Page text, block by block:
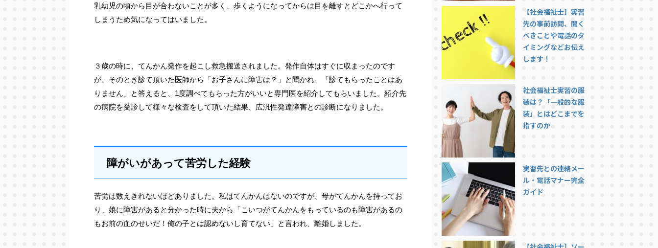
乳幼児の頃から目が合わないことが多く、歩くようになってからは目を離すとどこかへ行って
しまうため気になってはいました。
３歳の時に、てんかん発作を起こし救急搬送されました。発作自体はすぐに収まったのです
が、そのとき診て頂いた医師から「お子さんに障害は？」と聞かれ、「診てもらったことはあ
りません」と答えると、1度調べてもらった方がいいと専門医を紹介してもらいました。紹介先
の病院を受診して様々な検査をして頂いた結果、広汎性発達障害との診断になりました。
障がいがあって苦労した経験
苦労は数えきれないほどありました。私はてんかんはないのですが、母がてんかんを持ってお
り、娘に障害があると分かった時に夫から「こいつがてんかんをもっているのも障害があるの
もお前の血のせいだ！俺の子とは認めないし育てない」と言われ、離婚しました。
【社会福祉士】実習
先の事前訪問、聞く
べきことや電話のタ
イミングなどお伝え
します！
社会福祉士実習の服
装は？「一般的な服
装」とはどこまでを
指すのか
実習先との連絡メー
ル・電話マナー完全
ガイド